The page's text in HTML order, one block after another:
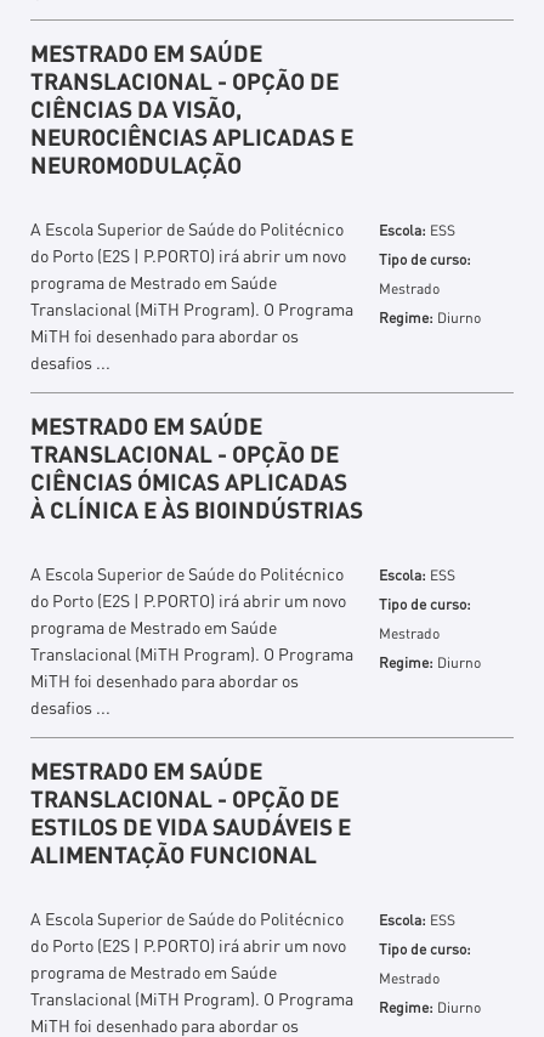
MESTRADO EM SAÚDE
TRANSLACIONAL - OPÇÃO DE
CIÊNCIAS DA VISÃO,
NEUROCIÊNCIAS APLICADAS E
NEUROMODULAÇÃO
A Escola Superior de Saúde do Politécnico
do Porto (E2S | P.PORTO) irá abrir um novo
programa de Mestrado em Saúde
Translacional (MiTH Program). O Programa
MiTH foi desenhado para abordar os
desafios ...
Escola: ESS
Tipo de curso:
Mestrado
Regime: Diurno
MESTRADO EM SAÚDE
TRANSLACIONAL - OPÇÃO DE
CIÊNCIAS ÓMICAS APLICADAS
À CLÍNICA E ÀS BIOINDÚSTRIAS
A Escola Superior de Saúde do Politécnico
do Porto (E2S | P.PORTO) irá abrir um novo
programa de Mestrado em Saúde
Translacional (MiTH Program). O Programa
MiTH foi desenhado para abordar os
desafios ...
Escola: ESS
Tipo de curso:
Mestrado
Regime: Diurno
MESTRADO EM SAÚDE
TRANSLACIONAL - OPÇÃO DE
ESTILOS DE VIDA SAUDÁVEIS E
ALIMENTAÇÃO FUNCIONAL
A Escola Superior de Saúde do Politécnico
do Porto (E2S | P.PORTO) irá abrir um novo
programa de Mestrado em Saúde
Translacional (MiTH Program). O Programa
MiTH foi desenhado para abordar os
Escola: ESS
Tipo de curso:
Mestrado
Regime: Diurno